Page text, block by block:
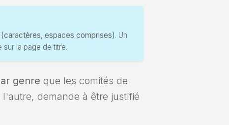
espaces comprises). Un
la page de titre.
genre que les comités de
demande à être justifié